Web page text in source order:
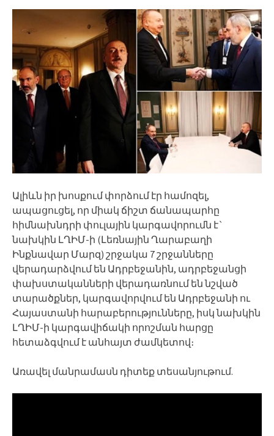
Ալիևն իր խոսքում փորձում էր համոզել,
ապացուցել, որ միակ ճիշտ ճանապարհը
հիմնախնդրի փուլային կարգավորումն է`
նախկին ԼՂԻՄ-ի (Լեռնային Ղարաբաղի
Ինքնավար Մարզ) շրջակա 7 շրջանները
վերադարձվում են Ադրբեջանին, ադրբեջանցի
փախստականների վերադառնում են նշված
տարածքներ, կարգավորվում են Ադրբեջանի ու
Հայաստանի հարաբերությունները, իսկ նախկին
ԼՂԻՄ-ի կարգավիճակի որոշման հարցը
հետաձգվում է անհայտ ժամկետով։
Առավել մանրամասն դիտեք տեսանյութում.